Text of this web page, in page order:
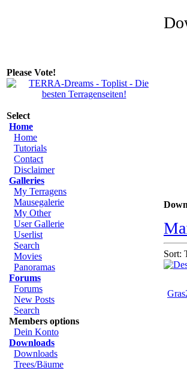
Please Vote!
Select
Home
Home
Tutorials
Contact
Disclaimer
Galleries
My Terragens
Mausegalerie
My Other
User Gallerie
Userlist
Search
Movies
Panoramas
Forums
Forums
New Posts
Search
Members options
Dein Konto
Downloads
Downloads
Trees/Bäume
Sort: